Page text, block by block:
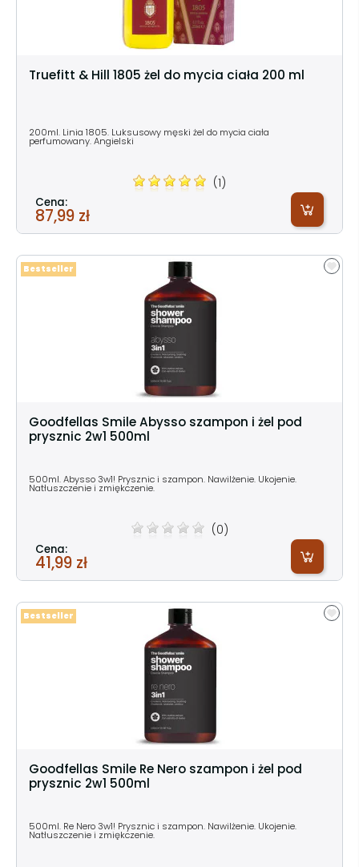
Truefitt & Hill 1805 żel do mycia ciała 200 ml
200ml. Linia 1805. Luksusowy męski żel do mycia ciała
perfumowany. Angielski
(1)
Cena:
87,99 zł
Goodfellas Smile Abysso szampon i żel pod
prysznic 2w1 500ml
500ml. Abysso 3w1! Prysznic i szampon. Nawilżenie. Ukojenie.
Natłuszczenie i zmiękczenie.
(0)
Cena:
41,99 zł
Bestseller
Goodfellas Smile Re Nero szampon i żel pod
prysznic 2w1 500ml
500ml. Re Nero 3w1! Prysznic i szampon. Nawilżenie. Ukojenie.
Natłuszczenie i zmiękczenie.
Bestseller